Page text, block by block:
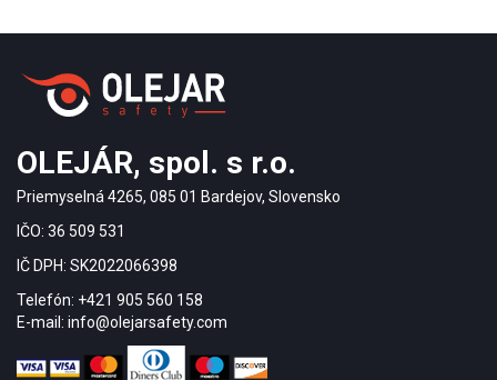
OLEJÁR, spol. s r.o.
Priemyselná 4265, 085 01 Bardejov, Slovensko
IČO: 36 509 531
IČ DPH: SK2022066398
Telefón: +421 905 560 158
E-mail: info@olejarsafety.com